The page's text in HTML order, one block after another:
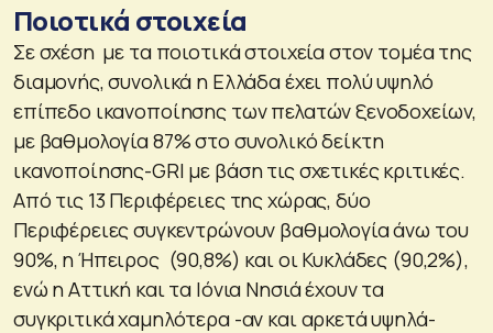
Ποιοτικά στοιχεία
Σε σχέση με τα ποιοτικά στοιχεία στον τομέα της
διαμονής, συνολικά η Ελλάδα έχει πολύ υψηλό
επίπεδο ικανοποίησης των πελατών ξενοδοχείων,
με βαθμολογία 87% στο συνολικό δείκτη
ικανοποίησης-GRI με βάση τις σχετικές κριτικές.
Από τις 13 Περιφέρειες της χώρας, δύο
Περιφέρειες συγκεντρώνουν βαθμολογία άνω του
90%, η Ήπειρος (90,8%) και οι Κυκλάδες (90,2%),
ενώ η Αττική και τα Ιόνια Νησιά έχουν τα
συγκριτικά χαμηλότερα -αν και αρκετά υψηλά-